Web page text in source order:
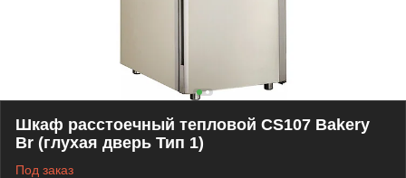
Шкаф расстоечный тепловой CS107 Bakery
Br (глухая дверь Тип 1)
Под заказ